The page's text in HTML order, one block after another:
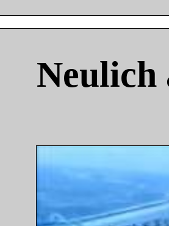
Neulich